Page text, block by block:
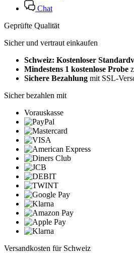
Chat
Geprüfte Qualität
Sicher und vertraut einkaufen
Schweiz: Kostenloser
Mindestens 1 kostenlose Probe
Sichere Bezahlung mit SSL-
Sicher bezahlen mit
Vorauskasse
Versandkosten für Schweiz